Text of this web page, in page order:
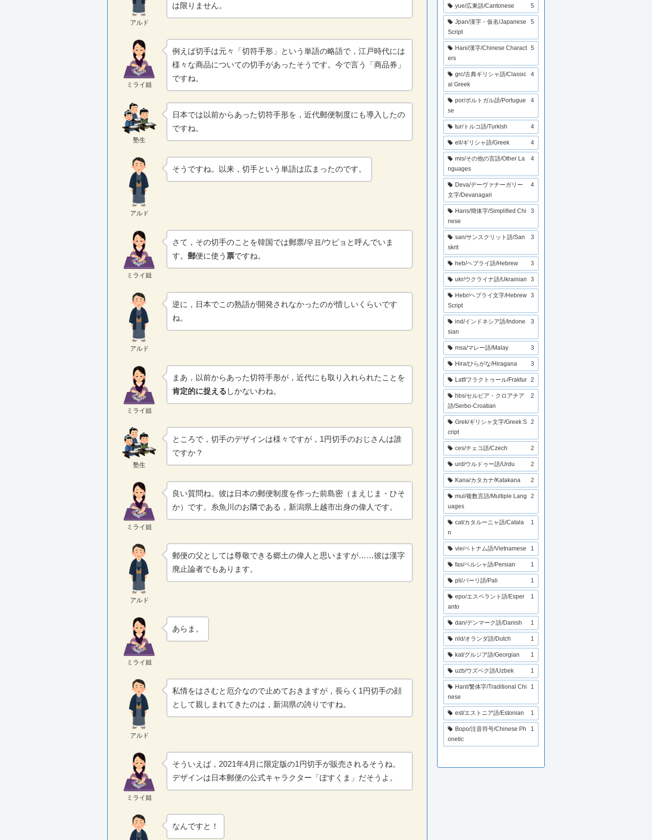
アルド
は限りません。
ミライ姐
例えば切手は元々「切符手形」という単語の略語で，江戸時代には
様々な商品についての切手があったそうです。今で言う「商品券」
ですね。
塾生
日本では以前からあった切符手形を，近代郵便制度にも導入したの
ですね。
アルド
そうですね。以来，切手という単語は広まったのです。
ミライ姐
さて，その切手のことを韓国では郵票/우표/ウピョと呼んでいま
す。 郵便に使う 票ですね。
アルド
逆に，日本でこの熟語が開発されなかったのが惜しいくらいです
ね。
ミライ姐
まあ，以前からあった切符手形が，近代にも取り入れられたことを
肯定的に捉える しかないわね。
塾生
ところで，切手のデザインは様々ですが，1円切手のおじさんは誰
ですか？
ミライ姐
良い質問ね。彼は日本の郵便制度を作った前島密（まえじま・ひそ
か）です。糸魚川のお隣である，新潟県上越市出身の偉人です。
アルド
郵便の父としては尊敬できる郷土の偉人と思いますが……彼は漢字
廃止論者でもあります。
ミライ姐
あらま。
アルド
私情をはさむと厄介なので止めておきますが，長らく1円切手の顔
として親しまれてきたのは，新潟県の誇りですね。
ミライ姐
そういえば，2021年4月に限定版の1円切手が販売されるそうね。
デザインは日本郵便の公式キャラクター「ぽすくま」だそうよ。
なんですと！
yue/広東語/Cantonese 5
Jpan/漢字・仮名/Japanese
Script
5
Hani/漢字/Chinese Charact
ers
5
grc/古典ギリシャ語/Classic
al Greek
4
por/ポルトガル語/Portugue
se
4
tur/トルコ語/Turkish 4
ell/ギリシャ語/Greek 4
mis/その他の言語/Other La
nguages
4
Deva/デーヴァナーガリー
文字/Devanagari
4
Hans/簡体字/Simplified Chi
nese
3
san/サンスクリット語/San
skrit
3
heb/ヘブライ語/Hebrew 3
ukr/ウクライナ語/Ukrainian 3
Hebr/ヘブライ文字/Hebrew
Script
3
ind/インドネシア語/Indone
sian
3
msa/マレー語/Malay 3
Hira/ひらがな/Hiragana 3
Latf/フラクトゥール/Fraktur 2
hbs/セルビア・クロアチア
語/Serbo-Croatian
2
Grek/ギリシャ文字/Greek S
cript
2
ces/チェコ語/Czech 2
urd/ウルドゥー語/Urdu 2
Kana/カタカナ/Katakana 2
mul/複数言語/Multiple Lang
uages
2
cat/カタルーニャ語/Catala
n
1
vie/ベトナム語/Vietnamese 1
fas/ペルシャ語/Persian 1
pli/パーリ語/Pali 1
epo/エスペラント語/Esper
anto
1
dan/デンマーク語/Danish 1
nld/オランダ語/Dutch 1
kat/グルジア語/Georgian 1
uzb/ウズベク語/Uzbek 1
Hant/繁体字/Traditional Chi
nese
1
est/エストニア語/Estonian 1
Bopo/注音符号/Chinese Ph
onetic
1